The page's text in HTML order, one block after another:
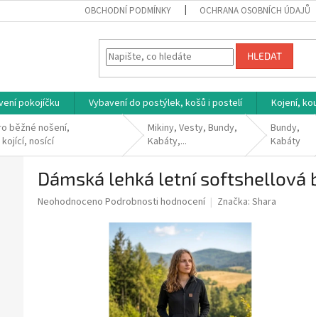
OBCHODNÍ PODMÍNKY OCHRANA OSOBNÍCH ÚDAJŮ
HLEDAT
pokojíčku Vybavení do postýlek, košů i postelí Kojení,
běžné nošení,
nosící
Mikiny, Vesty, Bundy,
Kabáty,...
Bundy,
Kabáty
Dámská lehká letní softshellová
Průměrné
Neohodnoceno Podrobnosti hodnocení Značka: Shara